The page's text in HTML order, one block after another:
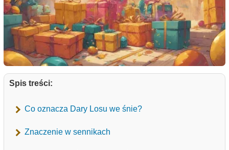
Spis treści:
Co oznacza Dary Losu we śnie?
Znaczenie w sennikach